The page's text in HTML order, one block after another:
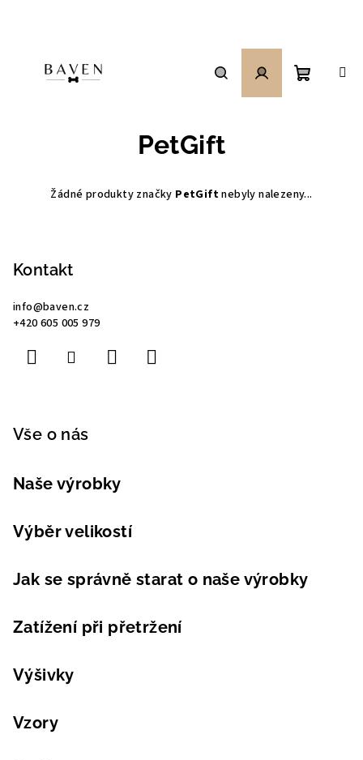
HledatPřihlášení
PetGift
Žádné produkty značky PetGiftnebyly nalezeny...
Kontakt
info@baven.cz
+420 605 005 979
Vše o nás
Naše výrobky
Výběr velikostí
Jak se správně starat o naše výrobky
Zatížení při přetržení
Výšivky
Vzory